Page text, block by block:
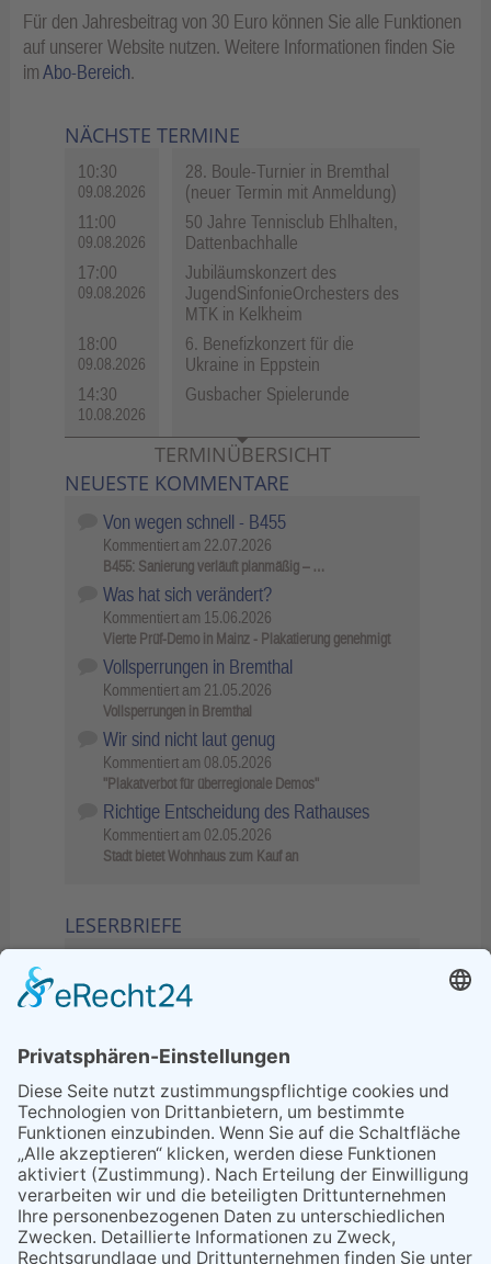
Für den Jahresbeitrag von 30 Euro können Sie alle Funktionen
auf unserer Website nutzen. Weitere Informationen finden Sie
imAbo-Bereich.
NÄCHSTE TERMINE
10:30
09.08.2026
28. Boule-Turnier in Bremthal
(neuer Termin mit Anmeldung)
11:00
09.08.2026
50 Jahre Tennisclub Ehlhalten,
Dattenbachhalle
17:00
09.08.2026
Jubiläumskonzert des
JugendSinfonieOrchesters des
MTK in Kelkheim
18:00
09.08.2026
6. Benefizkonzert für die
Ukraine in Eppstein
14:30
10.08.2026
Gusbacher Spielerunde
TERMINÜBERSICHT
NEUESTE KOMMENTARE
Von wegen schnell - B455
Kommentiert am 22.07.2026
B455: Sanierung verläuft planmäßig – …
Was hat sich verändert?
Kommentiert am 15.06.2026
Vierte Prüf-Demo in Mainz - Plakatierung genehmigt
Vollsperrungen in Bremthal
Kommentiert am 21.05.2026
Vollsperrungen in Bremthal
Wir sind nicht laut genug
Kommentiert am 08.05.2026
"Plakatverbot für überregionale Demos"
Richtige Entscheidung des Rathauses
Kommentiert am 02.05.2026
Stadt bietet Wohnhaus zum Kauf an
LESERBRIEFE
Sperrung B455: Kleiner
Grenzverkehr statt weite Wege
21.04.2026
Wenn Bahn-Computer nicht
miteinander kommunizieren
11.03.2026
"Plakatverbot für überregionale
Demos"
04.02.2026
Gelbe Tonne – Ein kleiner Blick
über den Tellerand